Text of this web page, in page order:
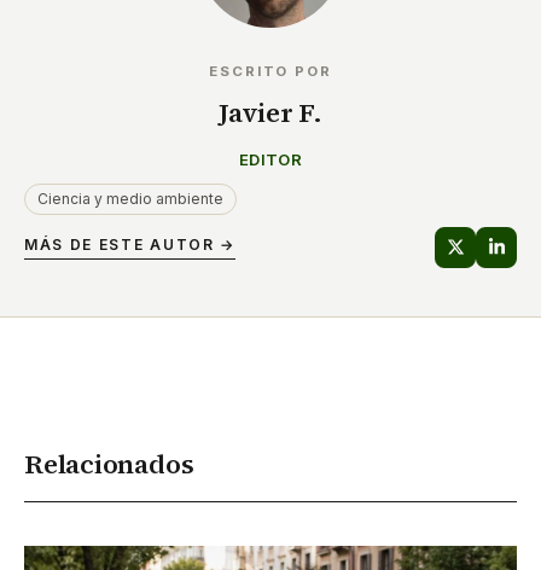
ESCRITO POR
Javier F.
EDITOR
Ciencia y medio ambiente
MÁS DE ESTE AUTOR →
Relacionados